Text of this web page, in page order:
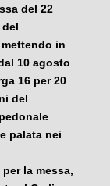
del 22
in
10 agosto
16 per 20
del
palata nei
la messa,